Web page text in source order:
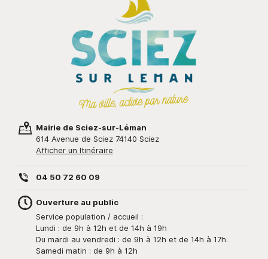
Mairie de Sciez-sur-Léman
614 Avenue de Sciez 74140 Sciez
Afficher un Itinéraire
04 50 72 60 09
Ouverture au public
Service population / accueil :
Lundi : de 9h à 12h et de 14h à 19h
Du mardi au vendredi : de 9h à 12h et de 14h à 17h.
Samedi matin : de 9h à 12h